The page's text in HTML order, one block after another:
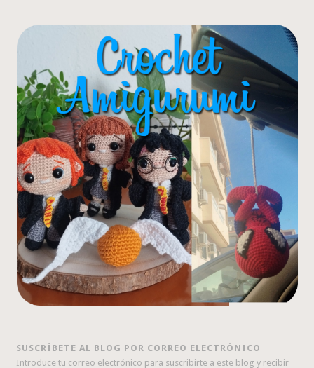
SUSCRÍBETE AL BLOG POR CORREO ELECTRÓNICO
Introduce tu correo electrónico para suscribirte a este blog y recibir